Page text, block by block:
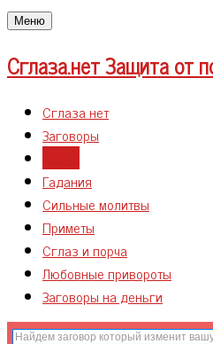
Меню
Сглаза.нетЗащита от
Сглаза нет
Заговоры
Гадания
Сильные молитвы
Приметы
Сглаз и порча
Любовные привороты
Заговоры на деньги